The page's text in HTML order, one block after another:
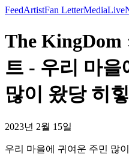
FeedArtistFan LetterMediaLive
The KingDom
트 - 우리 마을
많이 왔당 히
2023년 2월 15일
우리 마을에 귀여운 주민 많